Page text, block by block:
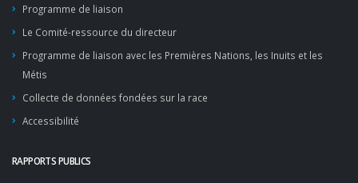
Programme de liaison
Le Comité-ressource du directeur
Programme de liaison avec les Premières Nations, les Inuits et les
Métis
Collecte de données fondées sur la race
Accessibilité
RAPPORTS PUBLICS